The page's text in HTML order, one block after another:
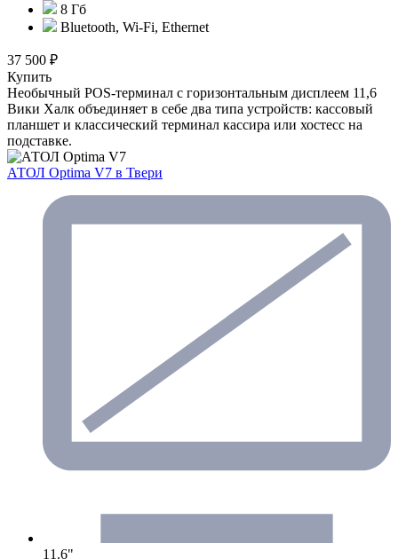
8 Гб
Bluetooth, Wi-Fi, Ethernet
37 500 ₽
Купить
Необычный POS-терминал с горизонтальным дисплеем 11,6
Вики Халк объединяет в себе два типа устройств: кассовый
планшет и классический терминал кассира или хостесс на
подставке.
АТОЛ Optima V7 в Твери
11.6"